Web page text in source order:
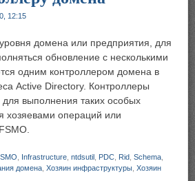
12:15
домена или предприятия, для
обновление с несколькими
одним контроллером домена в
Active Directory. Контроллеры
выполнения таких особых
хозяевами операций или
Infrastructure ntdsutil PDC Rid Schema
домена Хозяин инфраструктуры Хозяин